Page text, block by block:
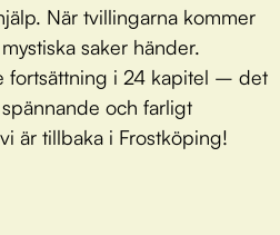
När tvillingarna kommer
saker händer.
fortsättning i 24 kapitel – det
och farligt
är tillbaka i Frostköping!